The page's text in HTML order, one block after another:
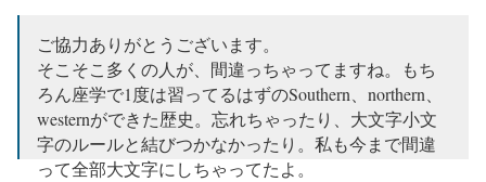
ご協力ありがとうございます。
そこそこ多くの人が、間違っちゃってますね。もち
ろん座学で1度は習ってるはずのSouthern、northern、
westernができた歴史。忘れちゃったり、大文字小文
字のルールと結びつかなかったり。私も今まで間違
って全部大文字にしちゃってたよ。